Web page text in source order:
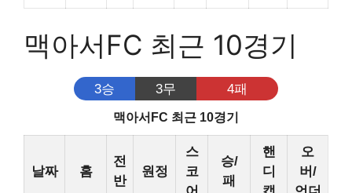
맥아서FC 최근 10경기
3승 3무 4패
맥아서FC 최근 10경기
날짜 홈
전
반
원정
스
코
승/
패
핸
디
오
버/